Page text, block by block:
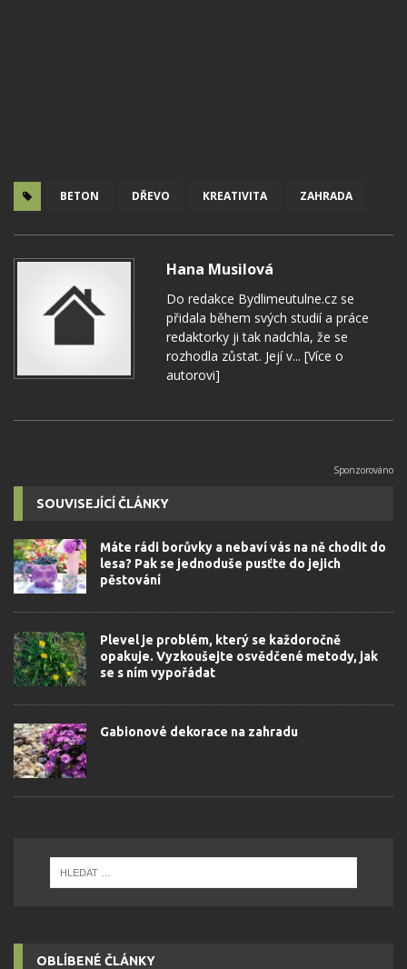
BETON DŘEVO KREATIVITA ZAHRADA
Hana Musilová
Do redakce Bydlimeutulne.cz se
přidala během svých studií a práce
redaktorky ji tak nadchla, že se
rozhodla zůstat. Její v... [Více o
autorovi]
SOUVISEJÍCÍ ČLÁNKY
Máte rádi borůvky a nebaví vás na ně chodit do
lesa? Pak se jednoduše pusťte do jejich
pěstování
Plevel je problém, který se každoročně
opakuje. Vyzkoušejte osvědčené metody, jak
se s ním vypořádat
Gabionové dekorace na zahradu
OBLÍBENÉ ČLÁNKY